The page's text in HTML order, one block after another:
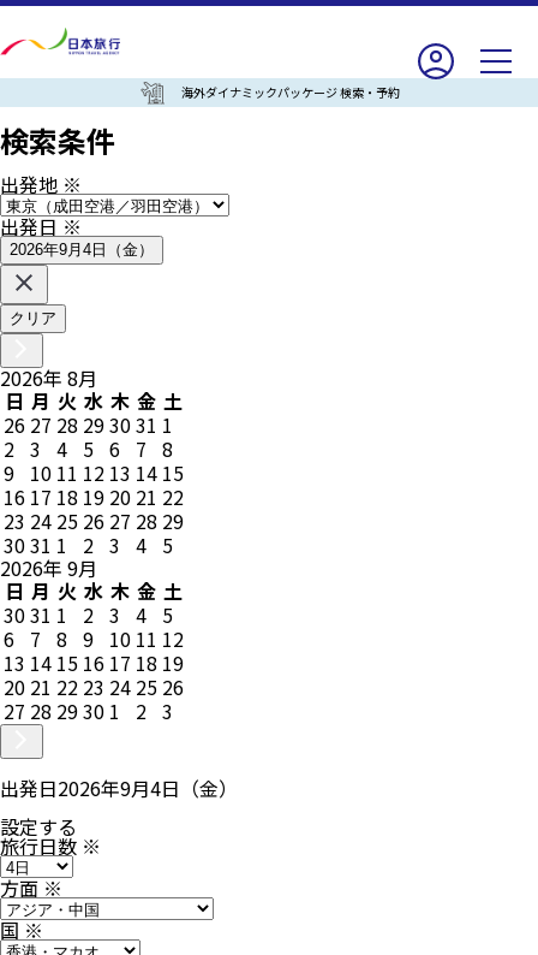
海外ダイナミックパッケージ 検索・予約
検索条件
出発地 ※
出発日※
2026年9月4日（金）
クリア
2026年 8月
日 月 火 水 木 金 土
26 27 28 293031 1
2 3 4 5 6 7 8
9 10 11 12 13 14 15
16 17 18 19 20 21 22
23 24 25 26 27 28 29
3031 1 2 3 4 5
2026年 9月
日 月 火 水 木 金 土
3031 1 2 3 4 5
6 7 8 9 10 11 12
13 14 15 16 17 18 19
20 21 22 23 24 25 26
27 28 2930 1 2 3
出発日2026年9月4日（金）
設定する
旅行日数 ※
方面※
国※